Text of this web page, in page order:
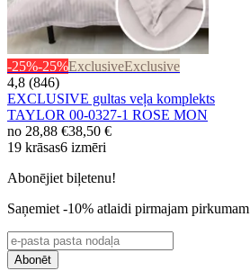
-25%-25%ExclusiveExclusive
4,8 (846)
EXCLUSIVE gultas veļa komplekts
TAYLOR 00-0327-1 ROSE MON
no 28,88 €38,50 €
19 krāsas6 izmēri
Abonējiet biļetenu!
Saņemiet -10% atlaidi pirmajam pirkumam
Abonēt